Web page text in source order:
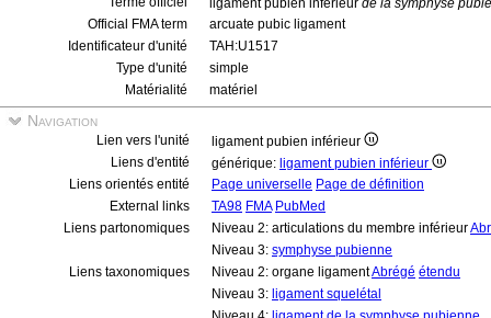
ligament pubien inférieur de la symphyse
Official FMA term
arcuate pubic ligament
Identificateur d'unité
TAH:U1517
Type d'unité
simple
Matérialité
matériel
Navigation
Lien vers l'unité
ligament pubien inférieur
Liens d'entité
générique: ligament pubien inférieur
Liens orientés entité
Page universelle Page de définition
External links
TA98 FMA PubMed
Liens partonomiques
Niveau 2: articulations du membre inférieur
Niveau 3: symphyse pubienne
Liens taxonomiques
Niveau 2: organe ligamentAbrégé étendu
Niveau 3: ligament squelétal